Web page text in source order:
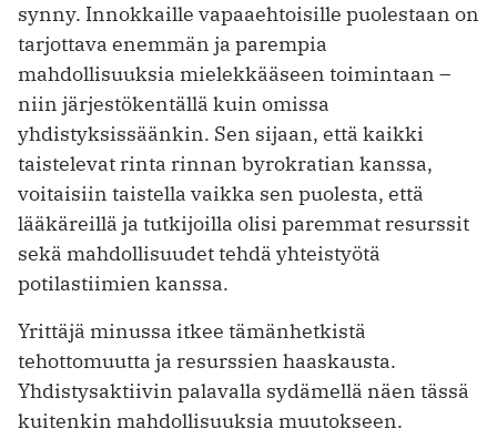
synny. Innokkaille vapaaehtoisille puolestaan on
tarjottava enemmän ja parempia
mahdollisuuksia mielekkääseen toimintaan –
niin järjestökentällä kuin omissa
yhdistyksissäänkin. Sen sijaan, että kaikki
taistelevat rinta rinnan byrokratian kanssa,
voitaisiin taistella vaikka sen puolesta, että
lääkäreillä ja tutkijoilla olisi paremmat resurssit
sekä mahdollisuudet tehdä yhteistyötä
potilastiimien kanssa.
Yrittäjä minussa itkee tämänhetkistä
tehottomuutta ja resurssien haaskausta.
Yhdistysaktiivin palavalla sydämellä näen tässä
kuitenkin mahdollisuuksia muutokseen.